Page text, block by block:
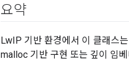
요약
LwIP 기반 환경에서 이 클래스
malloc 기반 구현 또는 깊이 임